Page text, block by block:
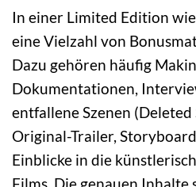
In einer Limited Edition
eine Vielzahl von
Dazu gehören häufig
Dokumentationen,
entfallene Szenen (Deleted
Original-Trailer,
Einblicke in die